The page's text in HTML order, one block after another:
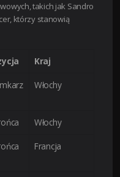
takich jak Sandro
którzy stanowią
Kraj
Włochy
Włochy
Francja